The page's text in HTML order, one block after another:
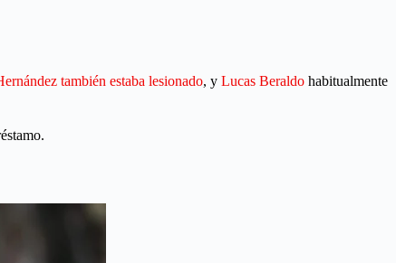
también estaba lesionado, y Lucas Beraldo habitualmente